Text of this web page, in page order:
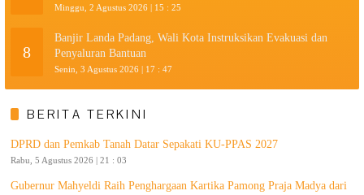
Minggu, 2 Agustus 2026 | 15 : 25
8
Banjir Landa Padang, Wali Kota Instruksikan Evakuasi dan
Penyaluran Bantuan
Senin, 3 Agustus 2026 | 17 : 47
BERITA TERKINI
DPRD dan Pemkab Tanah Datar Sepakati KU-PPAS 2027
Rabu, 5 Agustus 2026 | 21 : 03
Gubernur Mahyeldi Raih Penghargaan Kartika Pamong Praja Madya dari